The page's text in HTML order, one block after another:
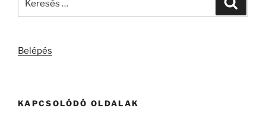
Belépés
KAPCSOLÓDÓ OLDALAK